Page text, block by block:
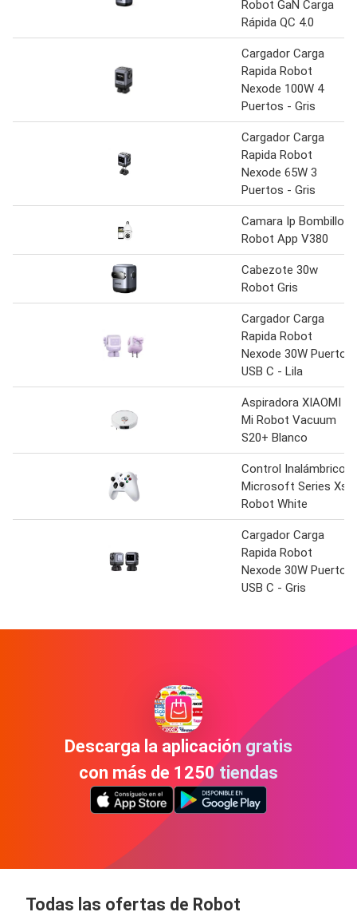
Robot GaN Carga
Rápida QC 4.0
Cargador Carga
Rapida Robot
Nexode 100W 4
Puertos - Gris
Cargador Carga
Rapida Robot
Nexode 65W 3
Puertos - Gris
Camara Ip Bombillo
Robot App V380
Cabezote 30w
Robot Gris
Cargador Carga
Rapida Robot
Nexode 30W Puerto
USB C - Lila
Aspiradora XIAOMI
Mi Robot Vacuum
S20+ Blanco
Control Inalámbrico
Microsoft Series Xs
Robot White
Cargador Carga
Rapida Robot
Nexode 30W Puerto
USB C - Gris
Descarga la aplicación gratis
con más de 1250 tiendas
Todas las ofertas de Robot